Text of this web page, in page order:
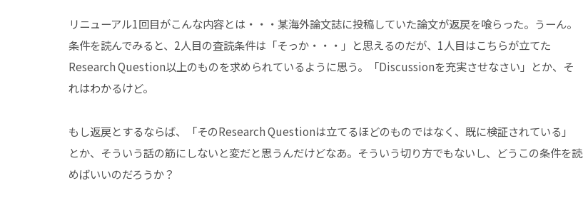
リニューアル1回目がこんな内容とは・・・某海外論文誌に投稿していた論文が返戻を喰らった。うーん。
条件を読んでみると、2人目の査読条件は「そっか・・・」と思えるのだが、1人目はこちらが立てた
Research Question以上のものを求められているように思う。「Discussionを充実させなさい」とか、そ
れはわかるけど。
もし返戻とするならば、「そのResearch Questionは立てるほどのものではなく、既に検証されている」
とか、そういう話の筋にしないと変だと思うんだけどなあ。そういう切り方でもないし、どうこの条件を読
めばいいのだろうか？